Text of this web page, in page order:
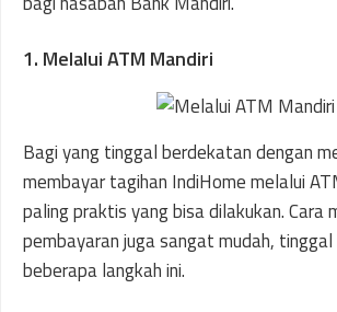
1. Melalui ATM Mandiri
Bagi yang tinggal berdekatan dengan
membayar tagihan IndiHome melalui
paling praktis yang bisa dilakukan. Cara
pembayaran juga sangat mudah,
beberapa langkah ini.